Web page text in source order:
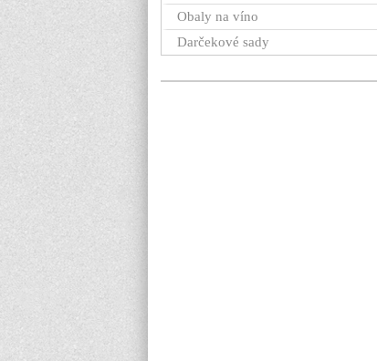
Obaly na víno
Darčekové sady